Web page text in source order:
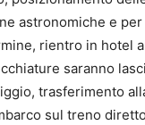
astronomiche e
rientro in hotel
saranno
trasferimento
sul treno